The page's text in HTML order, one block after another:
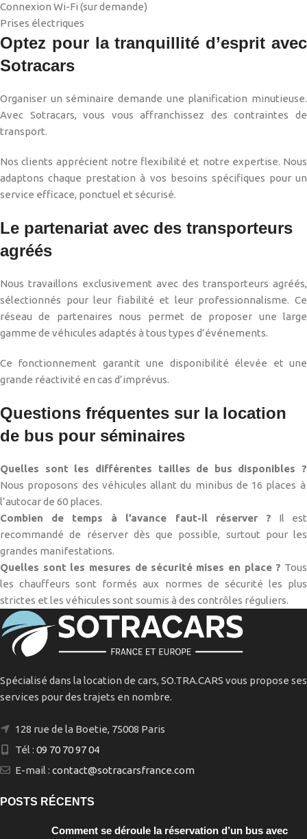
Connexion Wi-Fi (sur demande)
Prises électriques
Optez pour la tranquillité d’esprit avec
Sotracars
Organiser un séminaire demande une planification minutieuse.
Avec Sotracars, vous vous affranchissez des contraintes de
transport.
Nos clients apprécient notre flexibilité et notre expertise. Nous
adaptons chaque prestation à vos besoins spécifiques pour un
service efficace, ponctuel et sécurisé.
Le partenariat avec des transporteurs
agréés
Nous travaillons exclusivement avec des transporteurs agréés,
sélectionnés pour leur fiabilité et leur professionnalisme. Ce
réseau de partenaires nous permet de proposer une large
gamme de véhicules adaptés à tous types d’événements.
Ce fonctionnement garantit une disponibilité élevée et une
grande réactivité en cas d’imprévus.
Questions fréquentes sur la location
de bus pour séminaires
Quelles sont les différentes tailles de bus disponibles ?
Nous proposons des véhicules allant du minibus de 16 places à
l’autocar de 60 places.
Combien de temps à l’avance faut-il réserver ? Il est
recommandé de réserver dès que possible, surtout pour les
grandes manifestations.
Quelles sont les mesures de sécurité mises en place ? Tous
les chauffeurs sont formés aux normes de sécurité les plus
strictes et les véhicules sont soumis à des contrôles réguliers.
Spécialisé dans la location de cars, SO.TRA.CARS vous propose ses
services pour des trajets en nombre.
128 rue de la Boetie, 75008 Paris
Tél : 09 70 70 97 04
E-mail : contact@sotracarsfrance.com
POSTS RÉCENTS
Comment se déroule la réservation d’un bus avec